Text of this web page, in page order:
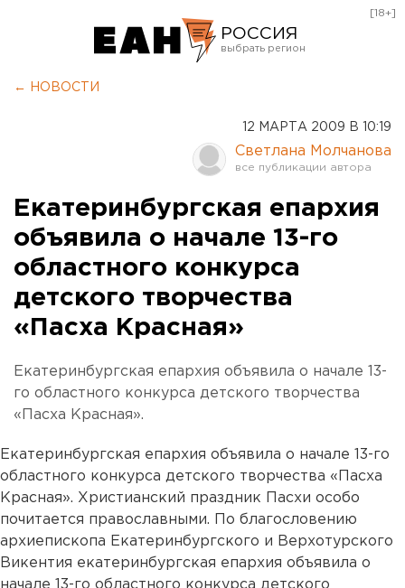
РОССИЯ
Оренбург
[18+]
← НОВОСТИ
12 МАРТА 2009 В 10:19
Светлана Молчанова
Екатеринбургская епархия
объявила о начале 13-го
областного конкурса
детского творчества
«Пасха Красная»
Екатеринбургская епархия объявила о начале 13-
го областного конкурса детского творчества
«Пасха Красная».
Екатеринбургская епархия объявила о начале 13-го
областного конкурса детского творчества «Пасха
Красная». Христианский праздник Пасхи особо
почитается православными. По благословению
архиепископа Екатеринбургского и Верхотурского
Викентия екатеринбургская епархия объявила о
начале 13-го областного конкурса детского